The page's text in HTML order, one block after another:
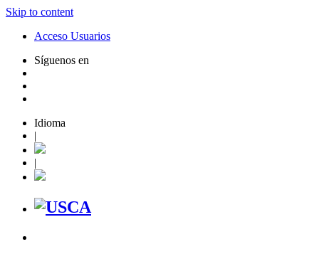
Skip to content
Acceso Usuarios
Síguenos en
Idioma
|
|